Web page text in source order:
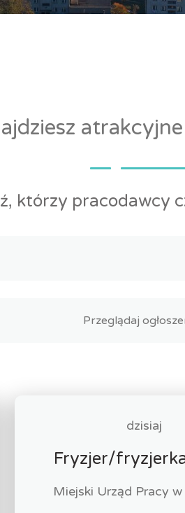
którzy pracodawcy
dzisiaj
Fryzjer/
Miejski Urząd Pracy